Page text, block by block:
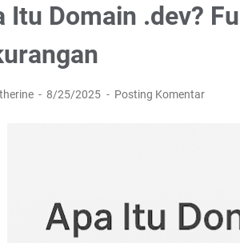
Itu Domain .dev?
8/25/2025 Posting Komentar